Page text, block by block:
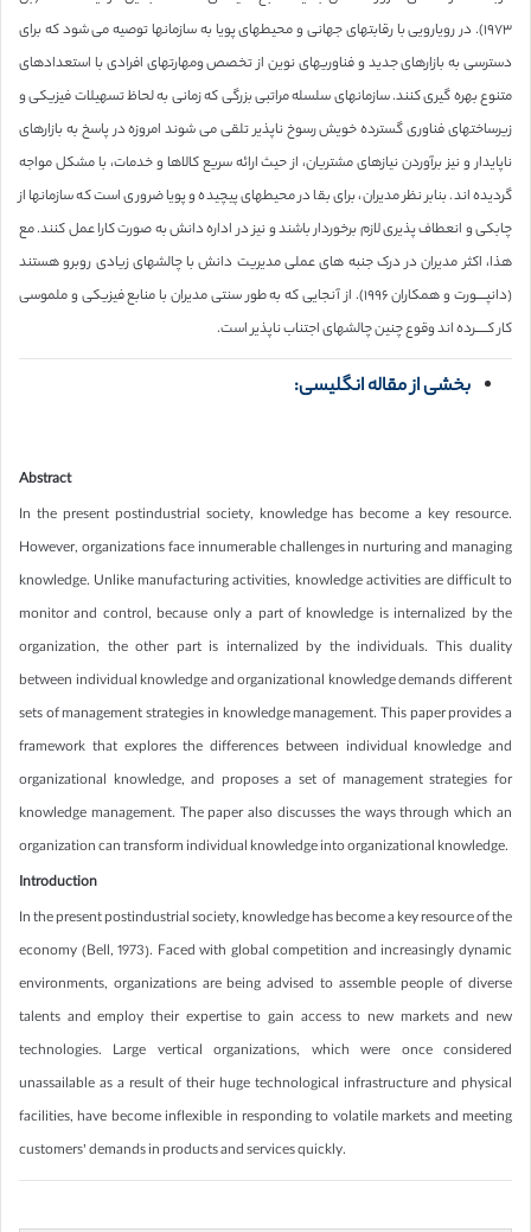
١٩٧٣). در رویارویی با رقابتهای جهانی و محیطهای پویا به سازمانها توصیه می شود که برای
دسترسی به بازارهای جدید و فناوریهای نوین از تخصص ومهارتهای افرادی با استعدادهای
متنوع بهره گیری کنند. سازمانهای سلسله مراتبی بزرگی که زمانی به لحاظ تسهیلات فیزیکی و
زیرساختهای فناوری گسترده خویش رسوخ ناپذیر تلقی می شوند امروزه در پاسخ به بازارهای
ناپایدار و نیز برآوردن نیازهای مشتریان، از حیث ارائه سریع کالاها و خدمات، با مشکل مواجه
گردیده اند. بنابر نظر مدیران، برای بقا در محیطهای پیچیده و پویا ضروری است که سازمانها از
چابکی و انعطاف پذیری لازم برخوردار باشند و نیز در اداره دانش به صورت کارا عمل کنند. مع
هذا، اکثر مدیران در درک جنبه های عملی مدیریت دانش با چالشهای زیادی روبرو هستند
(دانپــــورت و همکاران ١٩٩۶). از آنجایی که به طور سنتی مدیران با منابع فیزیکی و ملموسی
کار کـــــرده اند وقوع چنین چالشهای اجتناب ناپذیر است.
بخشی از مقاله انگلیسی:
Abstract
In the present postindustrial society, knowledge has become a key resource.
However, organizations face innumerable challenges in nurturing and managing
knowledge. Unlike manufacturing activities, knowledge activities are difficult to
monitor and control, because only a part of knowledge is internalized by the
organization, the other part is internalized by the individuals. This duality
between individual knowledge and organizational knowledge demands different
sets of management strategies in knowledge management. This paper provides a
framework that explores the differences between individual knowledge and
organizational knowledge, and proposes a set of management strategies for
knowledge management. The paper also discusses the ways through which an
organization can transform individual knowledge into organizational knowledge.
Introduction
In the present postindustrial society, knowledge has become a key resource of the
economy (Bell, 1973). Faced with global competition and increasingly dynamic
environments, organizations are being advised to assemble people of diverse
talents and employ their expertise to gain access to new markets and new
technologies. Large vertical organizations, which were once considered
unassailable as a result of their huge technological infrastructure and physical
facilities, have become inflexible in responding to volatile markets and meeting
customers’ demands in products and services quickly.